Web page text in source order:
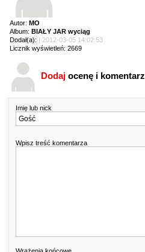
Autor: MO
Album: BIAŁY JAR wyciąg
Dodał(a): | 2012-03-05 14:02:53
Licznik wyświetleń: 2669
Dodaj ocenę i komentarz
Imię lub nick
Wpisz treść komentarza